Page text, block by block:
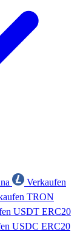
Verkaufen
TRON
USDT ERC20
USDC ERC20